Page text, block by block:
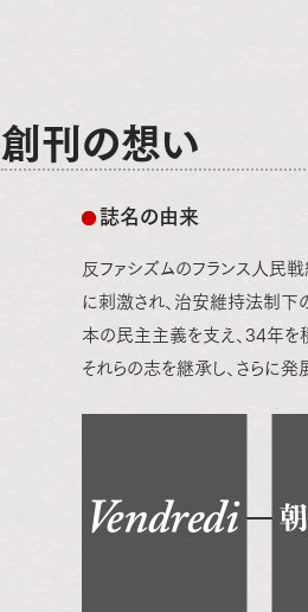
創刊の想い
誌名の由来
反ファシズムのフランス人民
に刺激され、治安維持法制下
本の民主主義を支え、34年を
それらの志を継承し、さらに発